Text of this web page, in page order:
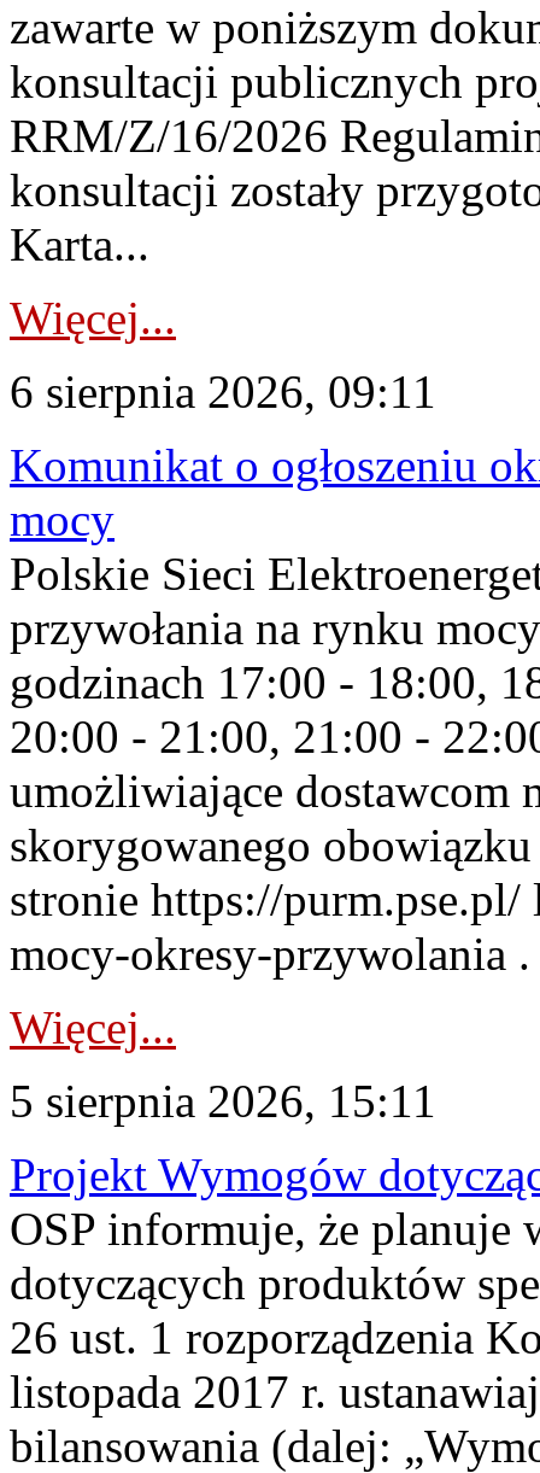
zawarte w poniższym
konsultacji publicznych
RRM/Z/16/2026
konsultacji zostały
Karta...
Więcej...
6 sierpnia 2026, 09:11
Komunikat o ogłoszeniu
mocy
Polskie Sieci
przywołania na rynku
godzinach 17:00 - 18:00,
20:00 - 21:00, 21:00 -
umożliwiające dostawcom
skorygowanego
stronie https://
mocy-okresy-przywolania
Więcej...
5 sierpnia 2026, 15:11
Projekt Wymogów
OSP informuje, że planuje
dotyczących produktów
26 ust. 1 rozporządzenia
listopada 2017 r.
bilansowania (dalej: